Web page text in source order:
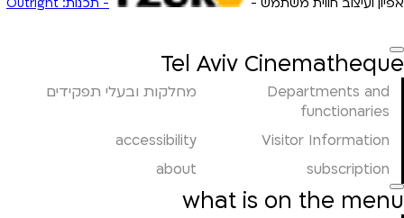
Tel Aviv Cinematheque
Departments and
functionaries
מחלקות ובעלי תפקידים
Visitor Information
accessibility
subscription
about
what is on the menu